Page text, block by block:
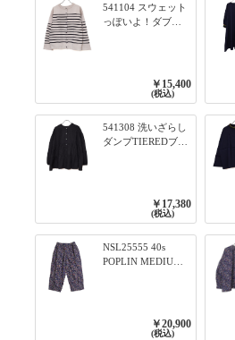
541104 スウェット
っぽいよ！ダブル
プルオーバー 101オ
フベージュ×ネイビ
￥15,400
(税込)
541308 洗いざらし
ダンプTIEREDブシ
￥17,380
(税込)
NSL25555 40s
POPLIN MEDIUM
￥20,900
(税込)